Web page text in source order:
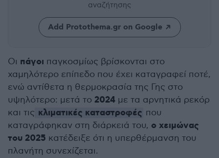
αναζήτησης
Add Protothema.gr on Google
Οι πάγοι παγκοσμίως βρίσκονται στο
χαμηλότερο επίπεδο που έχει καταγραφεί ποτέ,
ενώ αντίθετα η θερμοκρασία της Γης στο
υψηλότερο: μετά το 2024 με τα αρνητικά ρεκόρ
και τις κλιματικές καταστροφές που
καταγράφηκαν στη διάρκειά του, ο χειμώνας
του 2025 κατέδειξε ότι η υπερθέρμανση του
πλανήτη συνεχίζεται.